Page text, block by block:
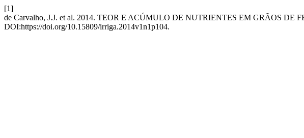
[1]
de Carvalho, J.J. et al. 2014. TEOR E ACÚMULO DE NUTRIENTES EM GRÃOS
DOI:https://doi.org/10.15809/irriga.2014v1n1p104.